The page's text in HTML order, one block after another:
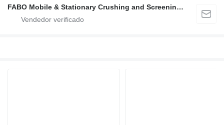
FABO Mobile & Stationary Crushing and Screening Plants | Concrete Batching Plants Manufacturer